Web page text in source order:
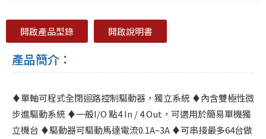
開啟產品型錄 開啟說明書
產品簡介：
♦單軸可程式全閉迴路控制驅動器，獨立系統 ♦內含雙極性微
步進驅動系統 ♦一般I/O 點4 In / 4 Out，可適用於簡易單機獨
立機台 ♦驅動器可驅動馬達電流0.1A~3A ♦可串接最多64台做